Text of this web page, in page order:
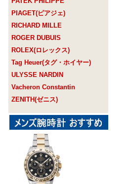
PIAGET(ピアジェ)
RICHARD MILLE
ROGER DUBUIS
ROLEX(ロレックス)
Tag Heuer(タグ・ホイヤー)
ULYSSE NARDIN
Vacheron Constantin
ZENITH(ゼニス)